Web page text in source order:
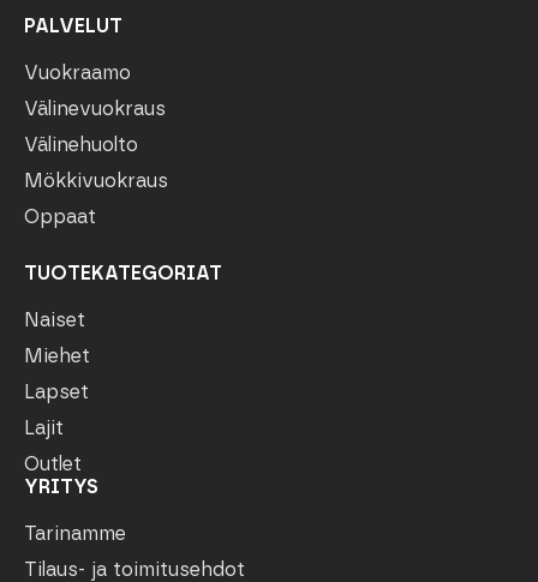
PALVELUT
Vuokraamo
Välinevuokraus
Välinehuolto
Mökkivuokraus
Oppaat
TUOTEKATEGORIAT
Naiset
Miehet
Lapset
Lajit
Outlet
YRITYS
Tarinamme
Tilaus- ja toimitusehdot